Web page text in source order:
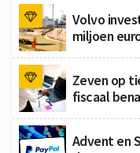
Volvo
miljoen
Zeven op
fiscaal
Advent en